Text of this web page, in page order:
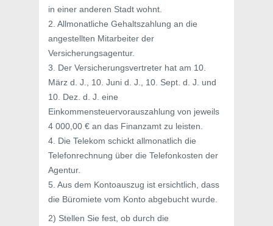
in einer anderen Stadt wohnt.
2. Allmonatliche Gehaltszahlung an die
angestellten Mitarbeiter der
Versicherungsagentur.
3. Der Versicherungsvertreter hat am 10.
März d. J., 10. Juni d. J., 10. Sept. d. J. und
10. Dez. d. J. eine
Einkommensteuervorauszahlung von jeweils
4 000,00 € an das Finanzamt zu leisten.
4. Die Telekom schickt allmonatlich die
Telefonrechnung über die Telefonkosten der
Agentur.
5. Aus dem Kontoauszug ist ersichtlich, dass
die Büromiete vom Konto abgebucht wurde.
2) Stellen Sie fest, ob durch die